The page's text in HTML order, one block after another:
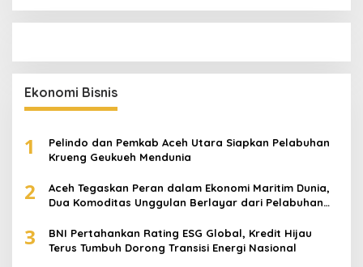
Ekonomi Bisnis
1
Pelindo dan Pemkab Aceh Utara Siapkan Pelabuhan
Krueng Geukueh Mendunia
2
Aceh Tegaskan Peran dalam Ekonomi Maritim Dunia,
Dua Komoditas Unggulan Berlayar dari Pelabuhan
3
BNI Pertahankan Rating ESG Global, Kredit Hijau
Terus Tumbuh Dorong Transisi Energi Nasional